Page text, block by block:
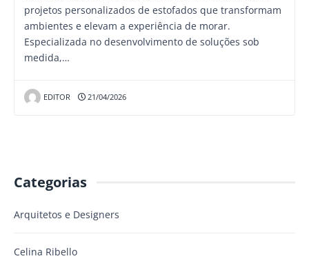
projetos personalizados de estofados que transformam
ambientes e elevam a experiência de morar.
Especializada no desenvolvimento de soluções sob
medida,…
EDITOR 21/04/2026
Categorias
Arquitetos e Designers
Celina Ribello